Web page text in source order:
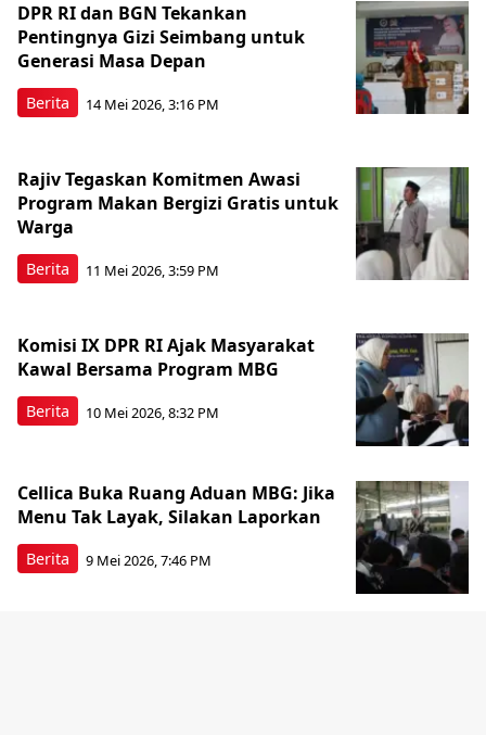
Berita
DPR RI dan BGN Tekankan
Pentingnya Gizi Seimbang untuk
Generasi Masa Depan
14 Mei 2026, 3:16 PM
Berita
Rajiv Tegaskan Komitmen Awasi
Program Makan Bergizi Gratis untuk
Warga
11 Mei 2026, 3:59 PM
Berita
Komisi IX DPR RI Ajak Masyarakat
Kawal Bersama Program MBG
10 Mei 2026, 8:32 PM
Berita
Cellica Buka Ruang Aduan MBG: Jika
Menu Tak Layak, Silakan Laporkan
9 Mei 2026, 7:46 PM